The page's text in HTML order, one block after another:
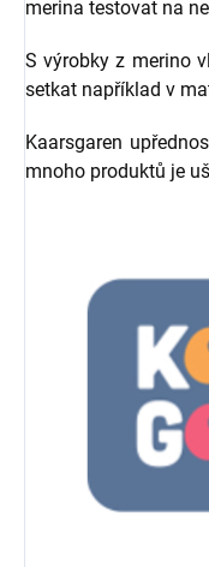
merina testovat na
S výrobky z merino
setkat například v
Kaarsgaren
mnoho produktů je